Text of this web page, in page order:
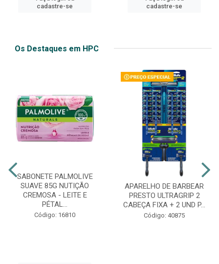
cadastre-se
cadastre-se
Os Destaques em HPC
SABONETE PALMOLIVE
SUAVE 85G NUTIÇÃO
CREMOSA - LEITE E
PÉTAL...
Código: 16810
APARELHO DE BARBEAR
PRESTO ULTRAGRIP 2
CABEÇA FIXA + 2 UND P...
Código: 40875